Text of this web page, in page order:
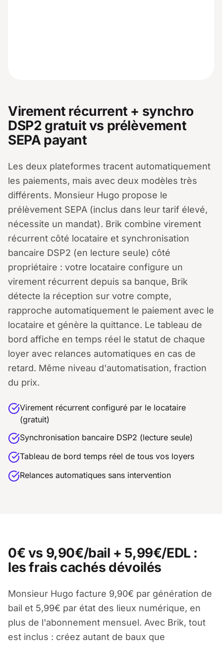
Virement récurrent + synchro
DSP2 gratuit vs prélèvement
SEPA payant
Les deux plateformes tracent automatiquement
les paiements, mais avec deux modèles très
différents. Monsieur Hugo propose le
prélèvement SEPA (inclus dans leur tarif élevé,
nécessite un mandat). Brik combine virement
récurrent côté locataire et synchronisation
bancaire DSP2 (en lecture seule) côté
propriétaire : votre locataire configure un
virement récurrent depuis sa banque, Brik
détecte la réception sur votre compte,
rapproche automatiquement le paiement avec le
locataire et génère la quittance. Le tableau de
bord affiche en temps réel le statut de chaque
loyer avec relances automatiques en cas de
retard. Même niveau d'automatisation, fraction
du prix.
Virement récurrent configuré par le locataire
(gratuit)
Synchronisation bancaire DSP2 (lecture seule)
Tableau de bord temps réel de tous vos loyers
Relances automatiques sans intervention
0€ vs 9,90€/bail + 5,99€/EDL :
les frais cachés dévoilés
Monsieur Hugo facture 9,90€ par génération de
bail et 5,99€ par état des lieux numérique, en
plus de l'abonnement mensuel. Avec Brik, tout
est inclus : créez autant de baux que